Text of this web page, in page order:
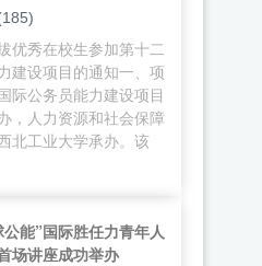
优秀在校生参加第十二
建设项目的通知一、项
际公务员能力建设项目
，人力资源和社会保障
北工业大学承办。该
能”国际胜任力青年人
场讲座成功举办